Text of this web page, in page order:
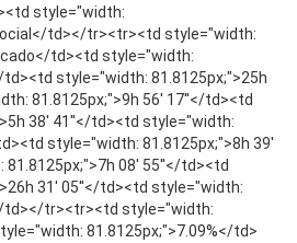
style="width:
td></tr><tr><td style="width:
td><td style="width:
style="width: 81.8125px;">25h
81.8125px;">9h 56' 17''</td><td
38' 41''</td><td style="width:
style="width: 81.8125px;">8h 39'
08' 55''</td><td
31' 05''</td><td style="width:
td></tr><tr><td style="width:
81.8125px;">7.09%</td>